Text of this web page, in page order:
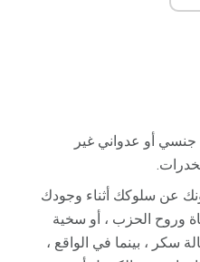
أو عدواني غير
عن سلوكك أثناء وجودك
وروح الحزب ، أو سخية
سكر ، بينما في الواقع ،